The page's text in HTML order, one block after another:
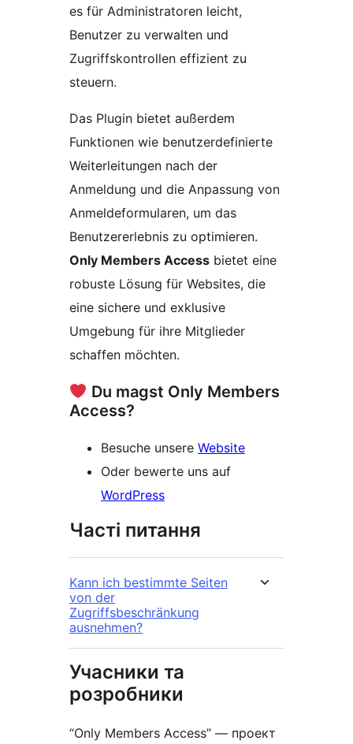
es für Administratoren leicht,
Benutzer zu verwalten und
Zugriffskontrollen effizient zu
steuern.
Das Plugin bietet außerdem
Funktionen wie benutzerdefinierte
Weiterleitungen nach der
Anmeldung und die Anpassung von
Anmeldeformularen, um das
Benutzererlebnis zu optimieren.
Only Members Access bietet eine
robuste Lösung für Websites, die
eine sichere und exklusive
Umgebung für ihre Mitglieder
schaffen möchten.
Du magst Only Members
Access?
Besuche unsere Website
Oder bewerte uns auf
WordPress
Часті питання
Kann ich bestimmte Seiten
von der
Zugriffsbeschränkung
ausnehmen?
Учасники та
розробники
“Only Members Access” — проект